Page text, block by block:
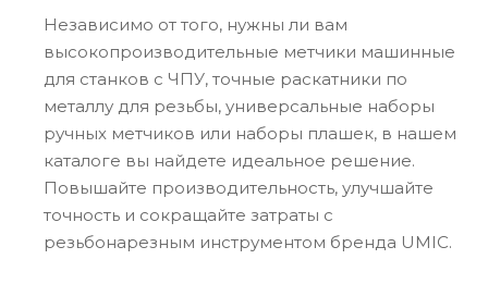
Независимо от того, нужны ли вам
высокопроизводительные метчики машинные
для станков с ЧПУ, точные раскатники по
металлу для резьбы, универсальные наборы
ручных метчиков или наборы плашек, в нашем
каталоге вы найдете идеальное решение.
Повышайте производительность, улучшайте
точность и сокращайте затраты с
резьбонарезным инструментом бренда UMIC.